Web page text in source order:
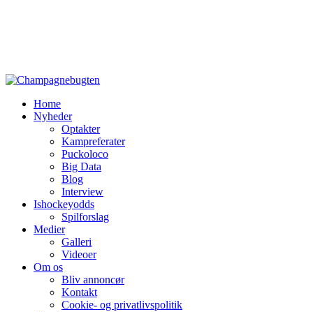
Home
Nyheder
Optakter
Kampreferater
Puckoloco
Big Data
Blog
Interview
Ishockeyodds
Spilforslag
Medier
Galleri
Videoer
Om os
Bliv annoncør
Kontakt
Cookie- og privatlivspolitik